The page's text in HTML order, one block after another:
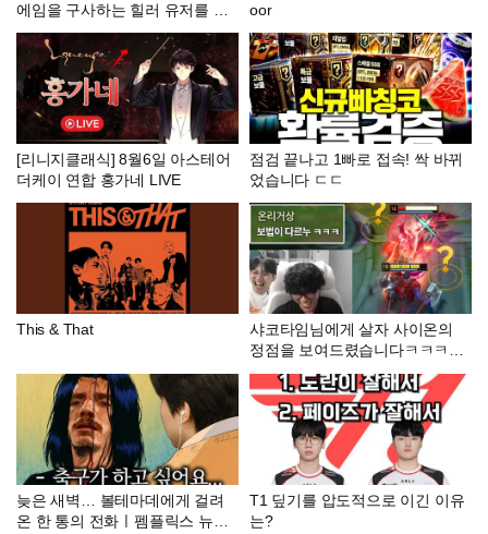
에임을 구사하는 힐러 유저를 발
견했습니다.. 이분 티어가 어디라
고요? [오버워치 티어 맞히기]
oor
[리니지클래식] 8월6일 아스테어
더케이 연합 홍가네 LIVE
점검 끝나고 1빠로 접속! 싹 바뀌
었습니다 ㄷㄷ
This & That
샤코타임님에게 살자 사이온의
정점을 보여드렸습니다ㅋㅋㅋ
[샤코타임 합방 1편]
늦은 새벽… 볼테마데에게 걸려
온 한 통의 전화ㅣ펨플릭스 뉴캐
T1 딮기를 압도적으로 이긴 이유
는?